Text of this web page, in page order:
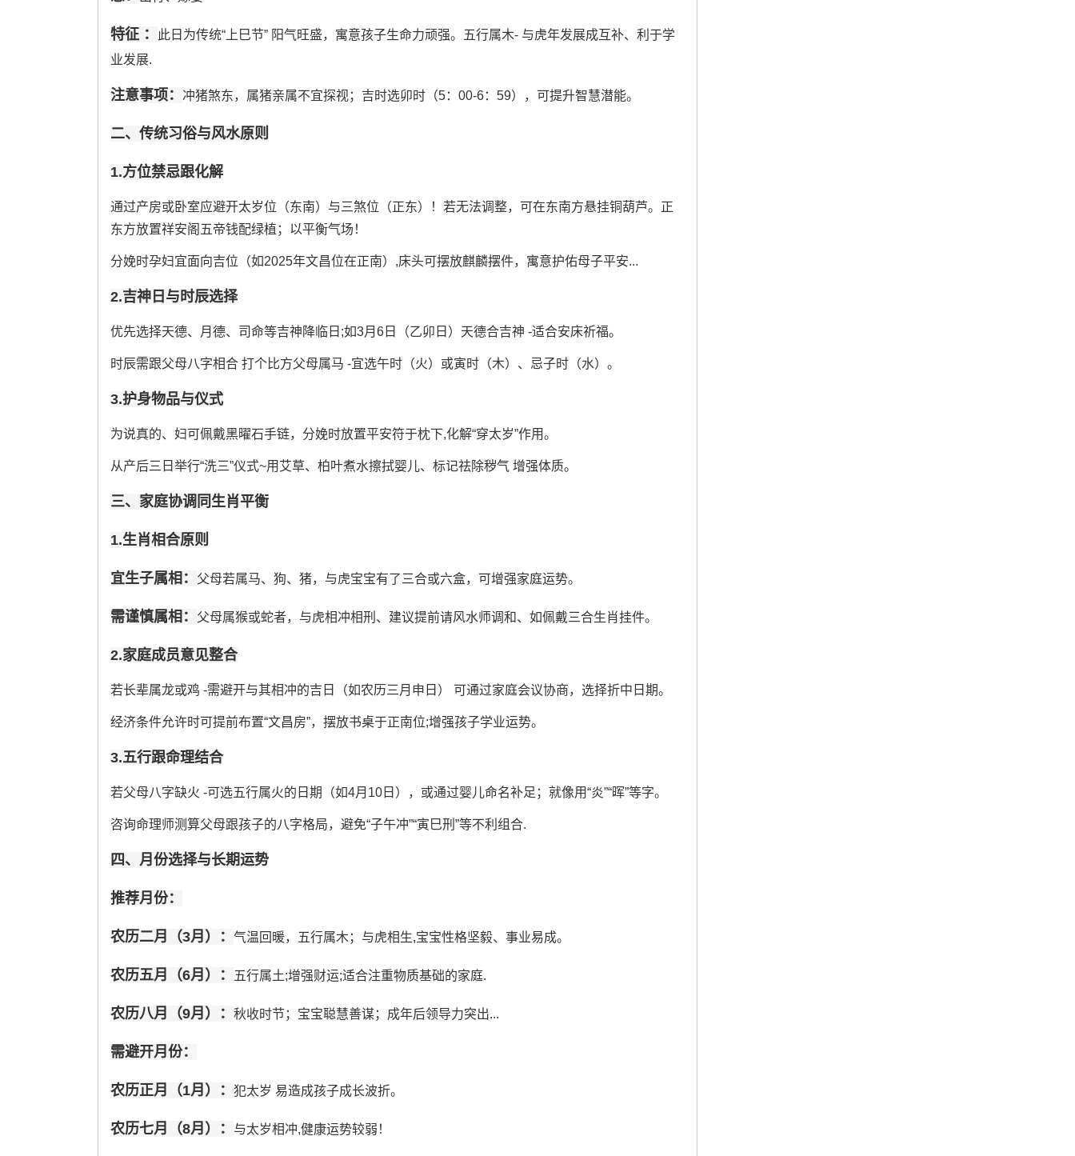
特征 ：
此日为传统“上巳节” 阳气旺盛，寓意孩子生命力顽强。五行属木- 与虎年发展成互补、利于学
业发展.
注意事项： 冲猪煞东，属猪亲属不宜探视；吉时选卯时（5：00-6：59），可提升智慧潜能。
二、传统习俗与风水原则
1.方位禁忌跟化解
通过产房或卧室应避开太岁位（东南）与三煞位（正东）！若无法调整，可在东南方悬挂铜葫芦。正
东方放置祥安阁五帝钱配绿植；以平衡气场！
分娩时孕妇宜面向吉位（如2025年文昌位在正南）,床头可摆放麒麟摆件，寓意护佑母子平安...
2.吉神日与时辰选择
优先选择天德、月德、司命等吉神降临日;如3月6日（乙卯日）天德合吉神 -适合安床祈福。
时辰需跟父母八字相合 打个比方父母属马 -宜选午时（火）或寅时（木）、忌子时（水）。
3.护身物品与仪式
为说真的、妇可佩戴黑曜石手链，分娩时放置平安符于枕下,化解“穿太岁”作用。
从产后三日举行“洗三”仪式~用艾草、柏叶煮水擦拭婴儿、标记祛除秽气 增强体质。
三、家庭协调同生肖平衡
1.生肖相合原则
宜生子属相： 父母若属马、狗、猪，与虎宝宝有了三合或六盒，可增强家庭运势。
需谨慎属相： 父母属猴或蛇者，与虎相冲相刑、建议提前请风水师调和、如佩戴三合生肖挂件。
2.家庭成员意见整合
若长辈属龙或鸡 -需避开与其相冲的吉日（如农历三月申日） 可通过家庭会议协商，选择折中日期。
经济条件允许时可提前布置“文昌房”，摆放书桌于正南位;增强孩子学业运势。
3.五行跟命理结合
若父母八字缺火 -可选五行属火的日期（如4月10日），或通过婴儿命名补足；就像用“炎”“晖”等字。
咨询命理师测算父母跟孩子的八字格局，避免“子午冲”“寅巳刑”等不利组合.
四、月份选择与长期运势
推荐月份：
农历二月（3月）： 气温回暖，五行属木；与虎相生,宝宝性格坚毅、事业易成。
农历五月（6月）： 五行属土;增强财运;适合注重物质基础的家庭.
农历八月（9月）： 秋收时节；宝宝聪慧善谋；成年后领导力突出...
需避开月份：
农历正月（1月）： 犯太岁 易造成孩子成长波折。
农历七月（8月）： 与太岁相冲,健康运势较弱！